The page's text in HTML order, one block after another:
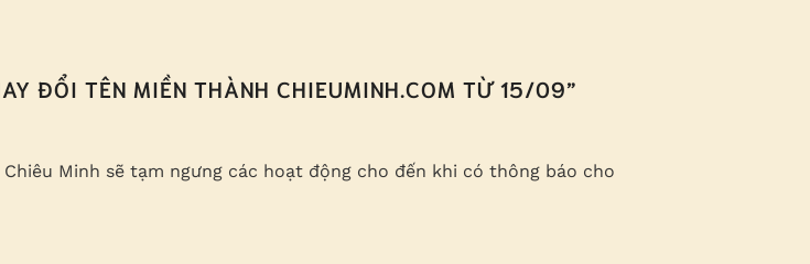
ĐỔI TÊN MIỀN THÀNH CHIEUMINH.COM TỪ 15/09”
Minh sẽ tạm ngưng các hoạt động cho đến khi có thông báo cho